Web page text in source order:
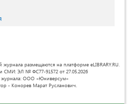
журнала размещаются на платформе eLIBRARY.RU.
СМИ: ЭЛ № ФС77-91572 от 27.05.2026
журнала: ООО «Юниверсум»
- Конорев Марат Русланович.